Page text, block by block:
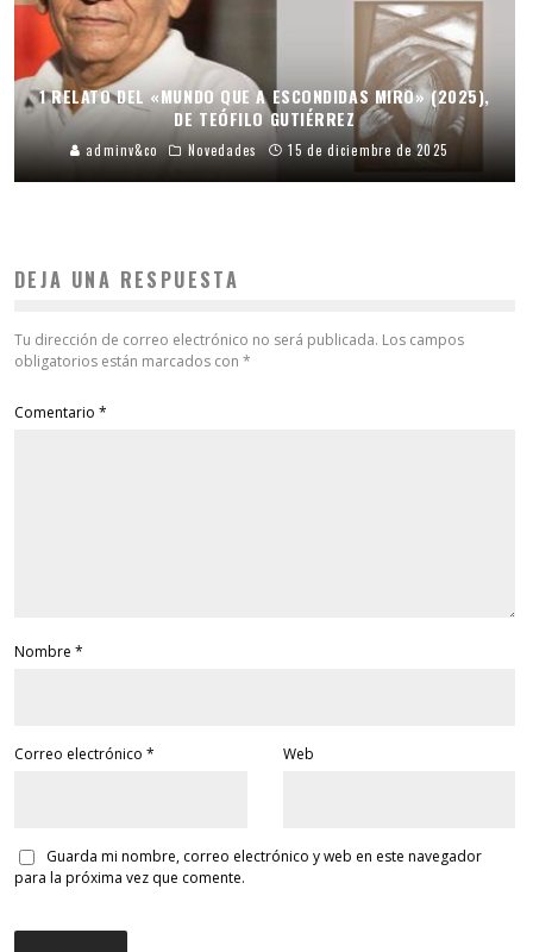
1 RELATO DEL «MUNDO QUE A ESCONDIDAS MIRO» (2025),
DE TEÓFILO GUTIÉRREZ
adminv&co Novedades 15 de diciembre de 2025
DEJA UNA RESPUESTA
Tu dirección de correo electrónico no será publicada. Los campos
obligatorios están marcados con *
Comentario *
Nombre *
Correo electrónico * Web
Guarda mi nombre, correo electrónico y web en este navegador
para la próxima vez que comente.